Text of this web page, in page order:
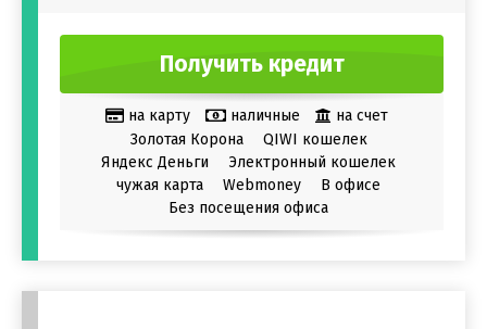
Получить кредит
на карту наличные
на счет
Золотая Корона
QIWI кошелек
Яндекс Деньги
Электронный кошелек
чужая карта
Webmoney
В офисе
Без посещения офиса